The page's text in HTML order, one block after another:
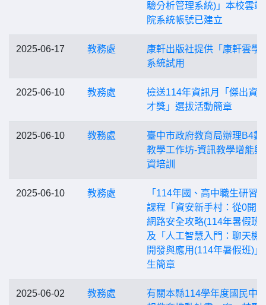
驗分析管理系統)」本校雲端
院系統帳號已建立
2025-06-17 教務處
康軒出版社提供「康軒雲學
系統試用
2025-06-10 教務處
檢送114年資訊月「傑出資
才獎」選拔活動簡章
2025-06-10 教務處
臺中市政府教育局辦理B4數
教學工作坊-資訊教學增能與
資培訓
2025-06-10 教務處
「114年國、高中職生研習
課程「資安新手村：從0開
網路安全攻略(114年暑假班)
及「人工智慧入門：聊天機
開發與應用(114年暑假班)」
生簡章
2025-06-02 教務處
有關本縣114學年度國民中